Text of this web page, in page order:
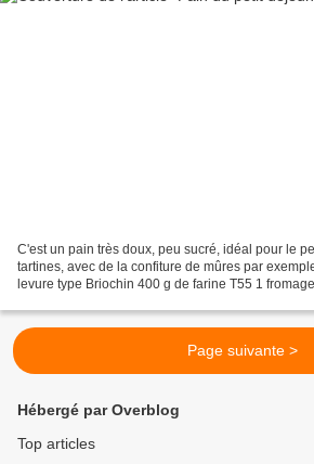
C'est un pain très doux, peu sucré, idéal pour le
tartines, avec de la confiture de mûres par
levure type Briochin 400 g de farine T55 1
Page suivante >
Hébergé par Overblog
Top articles